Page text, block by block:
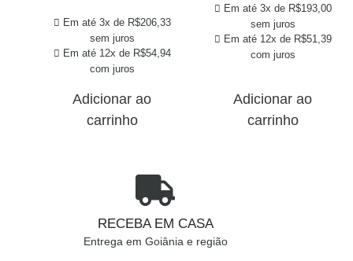
Em até 3x de R$206,33
sem juros
Em até 12x de R$54,94
com juros
Adicionar ao
carrinho
Em até 3x de R$193,00
sem juros
Em até 12x de R$51,39
com juros
Adicionar ao
carrinho
RECEBA EM CASA
Entrega em Goiânia e região